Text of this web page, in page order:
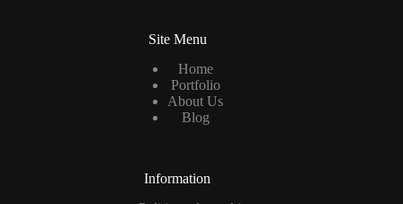
Site Menu
Home
Portfolio
About Us
Blog
Information